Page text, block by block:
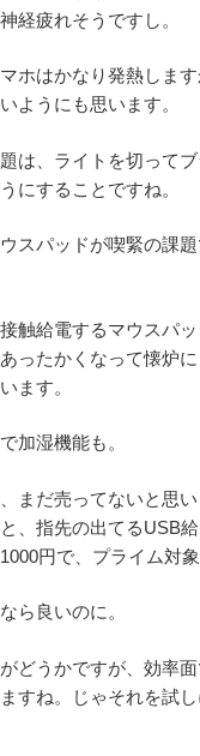
経疲れそうですし。
ホはかなり発熱しま
ようにも思います。
は、ライトを切って
にすることですね。
スパッドが喫緊の課
触給電するマウスパ
ったかくなって懐炉
ます。
加湿機能も。
まだ売ってないと思
、指先の出てるUSB
円で、プライム対象
ら良いのに。
どうかですが、効率
すね。じゃそれを試